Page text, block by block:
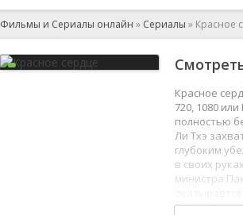
2024
2023
2022
2021
Фильмы и Сериалы онлайн » Сериалы » Красное
Красное
720, 1080
полностью
Ли Тхэ
глубоким
в своих
министра
12345 678